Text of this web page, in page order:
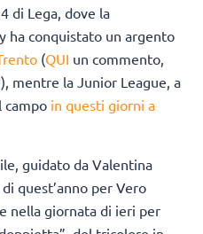
di Lega, dove la
ha conquistato un argento
(QUI un commento,
mentre la Junior League, a
campo in questi giorni a
guidato da Valentina
quest’anno per Vero
nella giornata di ieri per